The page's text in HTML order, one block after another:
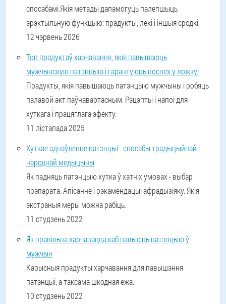
спосабамі.Якія метады дапамогуць палепшыць
эрэктыльную функцыю: прадукты, лекі і іншыя сродкі.
12 чэрвень 2026
Топ прадуктаў харчавання, якія павышаюць
мужчынскую патэнцыю і гарантуюць поспех у ложку!
Прадукты, якія павышаюць патэнцыю мужчыны і робяць
палавой акт паўнавартасным. Рэцэпты і напоі для
хуткага і працяглага эфекту.
11 лістапада 2025
Хуткае аднаўленне патэнцыі - спосабы традыцыйнай і
народнай медыцыны
Як падняць патэнцыю хутка ў хатніх умовах - выбар
прэпарата. Апісанне і рэкамендацыі афрадызіяку. Якія
экстраныя меры можна рабіць.
11 студзень 2022
Як правільна харчавацца каб павысіць патэнцыю ў
мужчын
Карысныя прадукты харчавання для павышэння
патэнцыі, а таксама шкодная ежа.
10 студзень 2022